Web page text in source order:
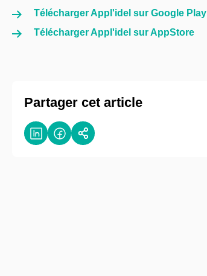
Télécharger Appl'idel sur Google Play
Télécharger Appl'idel sur AppStore
Partager cet article